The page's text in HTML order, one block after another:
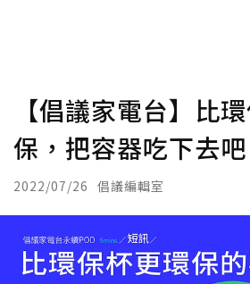
【倡議家電台】比
保，把容器吃下去吧
2022/07/26 倡議編輯室